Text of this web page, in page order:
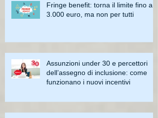
Fringe benefit: torna il limite fino a
3.000 euro, ma non per tutti
Assunzioni under 30 e percettori
dell’assegno di inclusione: come
funzionano i nuovi incentivi